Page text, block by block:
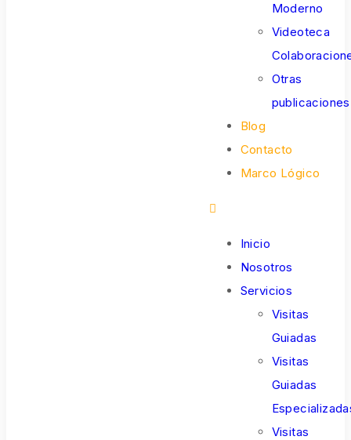
Moderno
Videoteca
Otras
publicaciones
Blog
Contacto
Marco Lógico
Inicio
Nosotros
Servicios
Visitas
Guiadas
Visitas
Guiadas
Visitas